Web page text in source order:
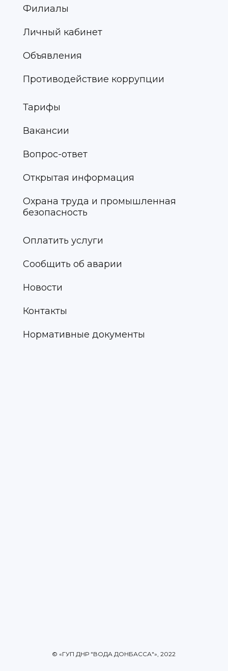
Филиалы
Личный кабинет
Объявления
Противодействие коррупции
Тарифы
Вакансии
Вопрос-ответ
Открытая информация
Охрана труда и промышленная
безопасность
Оплатить услуги
Сообщить об аварии
Новости
Контакты
Нормативные документы
© «ГУП ДНР "ВОДА ДОНБАССА"», 2022